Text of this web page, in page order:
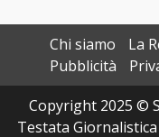
Chi siamo
La
Pubblicità
Copyright 2025 ©
Testata